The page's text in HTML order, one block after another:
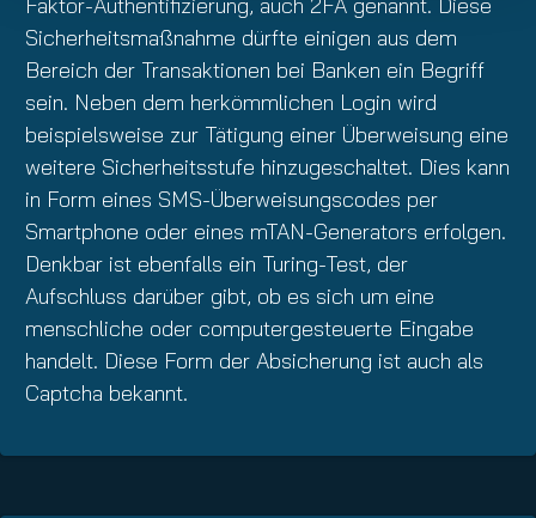
Sicherheitsmaßnahme dürfte einigen aus dem
Bereich der Transaktionen bei Banken ein Begriff
sein. Neben dem herkömmlichen Login wird
beispielsweise zur Tätigung einer Überweisung eine
weitere Sicherheitsstufe hinzugeschaltet. Dies kann
in Form eines SMS-Überweisungscodes per
Smartphone oder eines mTAN-Generators erfolgen.
Denkbar ist ebenfalls ein Turing-Test, der
Aufschluss darüber gibt, ob es sich um eine
menschliche oder computergesteuerte Eingabe
handelt. Diese Form der Absicherung ist auch als
Captcha bekannt.